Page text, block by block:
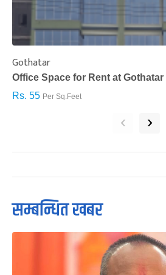
Gothatar
Office Space for Rent at Gothatar
Rs. 55 Per Sq.Feet
‹ ›
सम्बन्धित खबर